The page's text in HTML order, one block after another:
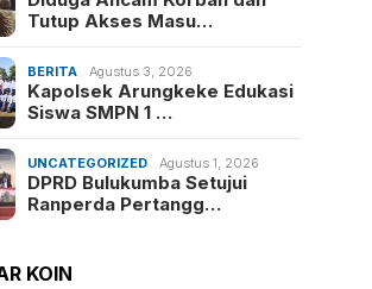
Tutup Akses Masu…
BERITA Agustus 3, 2026
Kapolsek Arungkeke Edukasi
Siswa SMPN 1 …
UNCATEGORIZED Agustus 1, 2026
DPRD Bulukumba Setujui
Ranperda Pertangg…
KOIN